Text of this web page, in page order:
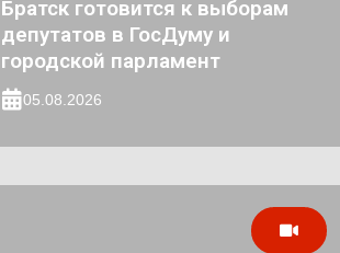
Братск готовится к выборам
депутатов в ГосДуму и
городской парламент
05.08.2026